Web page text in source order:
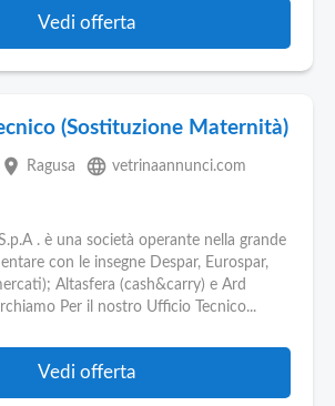
Vedi offerta
(Sostituzione Maternità)
place Ragusa language vetrinaannunci.com
. è una società operante nella grande
con le insegne Despar, Eurospar,
Altasfera (cash&carry) e Ard
Per il nostro Ufficio Tecnico...
Vedi offerta